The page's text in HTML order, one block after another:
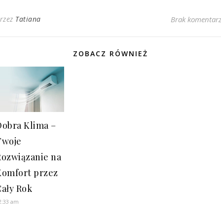
Tatiana Brak
ZOBACZ RÓWNIEŻ
Klima –
na
przez
Rok
am